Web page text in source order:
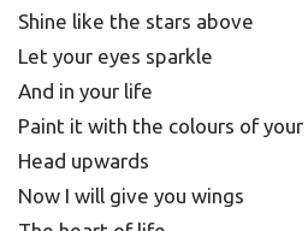
Shine like the stars above
Let your eyes sparkle
And in your life
Paint it with the colours of your
Head upwards
Now I will give you wings